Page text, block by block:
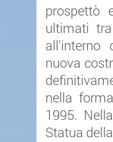
prospettò
ultimati
all'interno
nuova
nella
1995.
Statua